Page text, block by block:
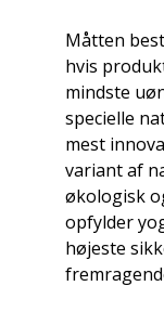
Måtten
hvis
mindste
specielle
mest
variant af
økologisk
opfylder
højeste